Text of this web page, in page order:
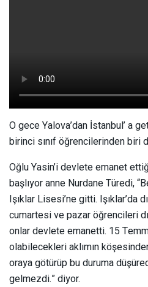
O gece Yalova’dan İstanbul’ a
birinci sınıf öğrencilerinden biri
Oğlu Yasin’i devlete emanet
başlıyor anne Nurdane Türedi,
Işıklar Lisesi’ne gitti. Işıklar’da
cumartesi ve pazar öğrencileri
onlar devlete emanetti. 15
olabilecekleri aklımın
oraya götürüp bu duruma
gelmezdi.” diyor.